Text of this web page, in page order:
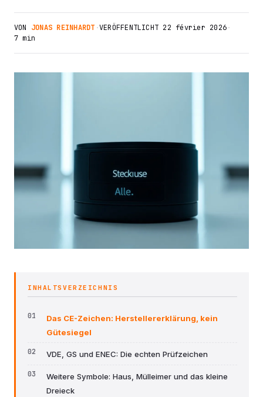
VON JONAS REINHARDT ·VERÖFFENTLICHT 22 février 2026·
7 min
INHALTSVERZEICHNIS
Das CE-Zeichen: Herstellererklärung, kein
Gütesiegel
VDE, GS und ENEC: Die echten Prüfzeichen
Weitere Symbole: Haus, Mülleimer und das kleine
Dreieck